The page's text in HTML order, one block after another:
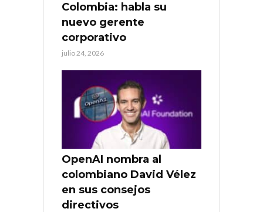
Colombia: habla su
nuevo gerente
corporativo
julio 24, 2026
OpenAI nombra al
colombiano David Vélez
en sus consejos
directivos